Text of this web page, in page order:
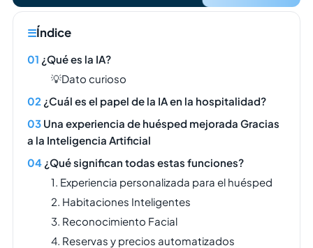
Índice
¿Qué es la IA?
💡Dato curioso
¿Cuál es el papel de la IA en la hospitalidad?
Una experiencia de huésped mejorada Gracias
a la Inteligencia Artificial
¿Qué significan todas estas funciones?
1. Experiencia personalizada para el huésped
2. Habitaciones Inteligentes
3. Reconocimiento Facial
4. Reservas y precios automatizados